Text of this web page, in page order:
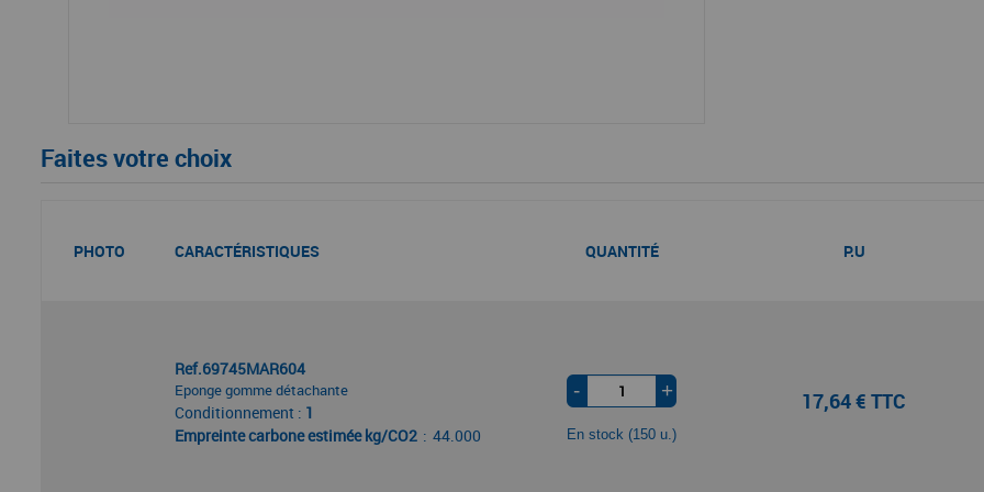
Faites votre choix
PHOTO CARACTÉRISTIQUES QUANTITÉ P.U
Ref.69745MAR604
Eponge gomme détachante
Conditionnement : 1
Empreinte carbone estimée kg/CO2
44.000
- +
En stock (150 u.)
17,64 € TTC